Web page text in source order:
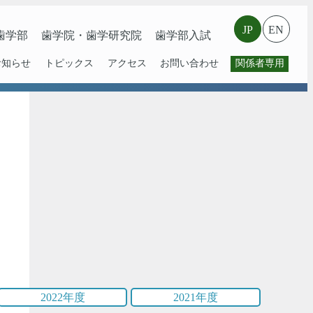
JP EN
学部 歯学院・⻭学研究院 歯学部入試
らせ トピックス アクセス お問い合わせ 関係者専用
2022年度 2021年度